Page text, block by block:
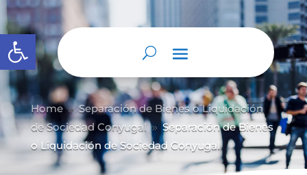
Abrir barra de herramientas
Home 9 Separación de Bienes o Liquidación
de Sociedad Conyugal 9 Separación de Bienes
o Liquidación de Sociedad Conyugal